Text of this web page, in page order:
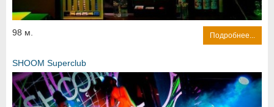
98 м. Подробнее...
SHOOM Superclub